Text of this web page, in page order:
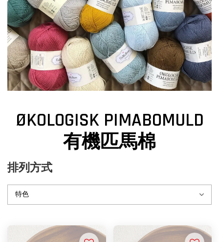
ØKOLOGISK PIMABOMULD
有機匹馬棉
排列方式